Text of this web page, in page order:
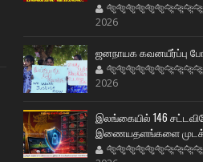
2026
ஜனநாயக கவனயீர்ப்பு
2026
இலங்கையில் 146
இணையதளங்களை